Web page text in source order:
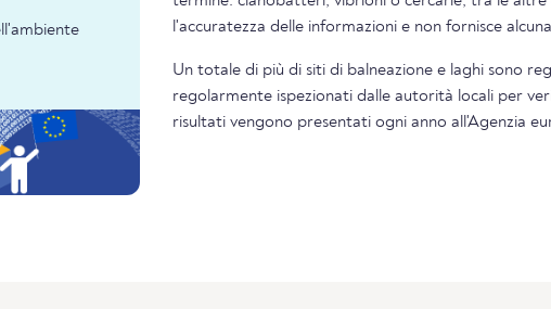
l'accuratezza delle informazioni e non fornisce
Un totale di più di siti di balneazione e laghi sono
regolarmente ispezionati dalle autorità locali per
risultati vengono presentati ogni anno all'Agenzia